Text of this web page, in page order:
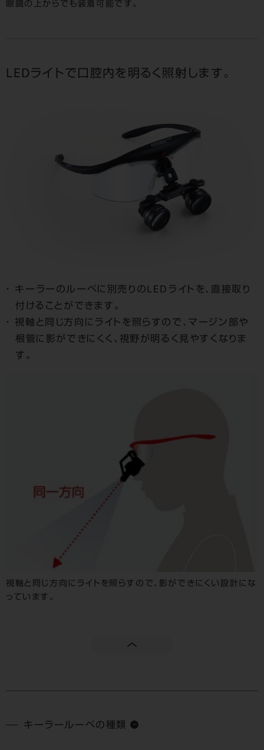
眼鏡の上からでも装着可能です。
LEDライトで口腔内を明るく照射します。
キーラーのルーペに別売りのLEDライトを、直接取り
付けることができます。
視軸と同じ方向にライトを照らすので、マージン部や
根管に影ができにくく、視野が明るく見やすくなりま
す。
視軸と同じ方向にライトを照らすので、影ができにくい設計にな
っています。
キーラールーペの種類